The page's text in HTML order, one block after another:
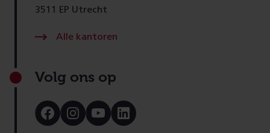
3511 EP Utrecht
Alle kantoren
Volg ons op
Bezoek
onze
Bezoek
onze
Bezoek
onze
Bezoek
onze